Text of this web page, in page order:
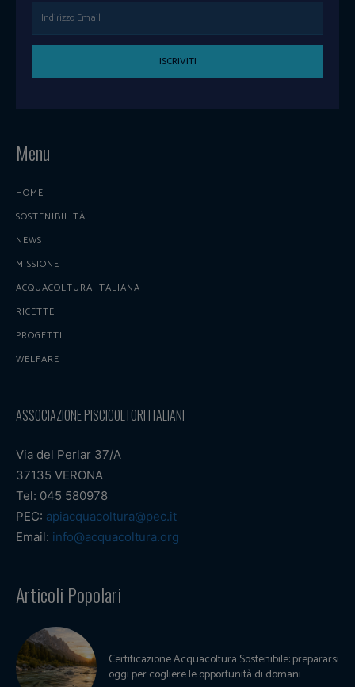
ISCRIVITI
Menu
HOME
SOSTENIBILITÀ
NEWS
MISSIONE
ACQUACOLTURA ITALIANA
RICETTE
PROGETTI
WELFARE
ASSOCIAZIONE PISCICOLTORI ITALIANI
Via del Perlar 37/A
37135 VERONA
Tel: 045 580978
PEC: apiacquacoltura@pec.it
Email: info@acquacoltura.org
Articoli Popolari
Certificazione Acquacoltura Sostenibile: prepararsi
oggi per cogliere le opportunità di domani